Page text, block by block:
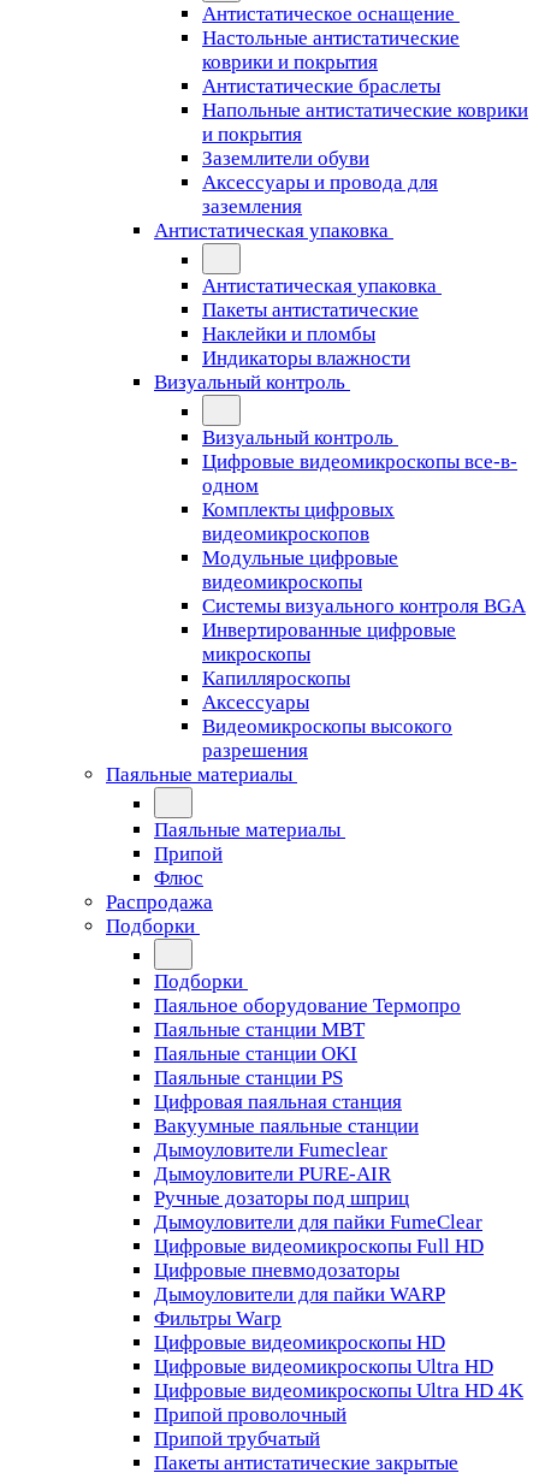
Антистатическое оснащение
Настольные антистатические
коврики и покрытия
Антистатические браслеты
Напольные антистатические коврики
и покрытия
Заземлители обуви
Аксессуары и провода для
заземления
Антистатическая упаковка
Антистатическая упаковка
Пакеты антистатические
Наклейки и пломбы
Индикаторы влажности
Визуальный контроль
Визуальный контроль
Цифровые видеомикроскопы все-в-
одном
Комплекты цифровых
видеомикроскопов
Модульные цифровые
видеомикроскопы
Cистемы визуального контроля BGA
Инвертированные цифровые
микроскопы
Капилляроскопы
Аксессуары
Видеомикроскопы высокого
разрешения
Паяльные материалы
Паяльные материалы
Припой
Флюс
Распродажа
Подборки
Подборки
Паяльное оборудование Термопро
Паяльные станции MBT
Паяльные станции OKI
Паяльные станции PS
Цифровая паяльная станция
Вакуумные паяльные станции
Дымоуловители Fumeclear
Дымоуловители PURE-AIR
Ручные дозаторы под шприц
Дымоуловители для пайки FumeClear
Цифровые видеомикроскопы Full HD
Цифровые пневмодозаторы
Дымоуловители для пайки WARP
Фильтры Warp
Цифровые видеомикроскопы HD
Цифровые видеомикроскопы Ultra HD
Цифровые видеомикроскопы Ultra HD 4K
Припой проволочный
Припой трубчатый
Пакеты антистатические закрытые